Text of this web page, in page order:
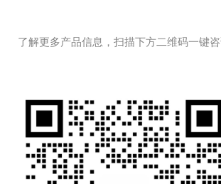
了解更多产品信息，扫描下方二维码一键